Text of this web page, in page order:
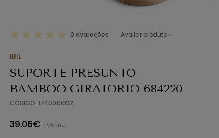
0 avaliações Avaliar produto ›
IBILI
SUPORTE PRESUNTO
BAMBOO GIRATORIO 684220
CÓDIGO: 1740019092
39.06€ IVA inc.